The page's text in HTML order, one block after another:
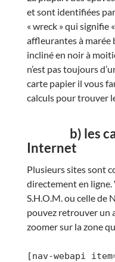
et sont identifiées par
« wreck » qui signifie
affleurantes à marée
incliné en noir à
n’est pas toujours
carte papier il vous
calculs pour trouver
b) les
Internet
Plusieurs sites sont
directement en ligne.
S.H.O.M. ou celle de
pouvez retrouver un
zoomer sur la zone
[nav-webapi